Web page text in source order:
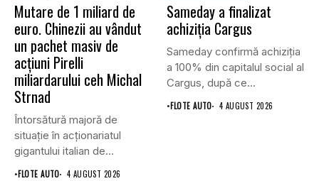
Mutare de 1 miliard de
euro. Chinezii au vândut
un pachet masiv de
acțiuni Pirelli
miliardarului ceh Michal
Strnad
Întorsătură majoră de
situație în acționariatul
gigantului italian de
anvelope Pirelli.
•FLOTE AUTO 4 AUGUST 2026
Sameday a finalizat
achiziția Cargus
Sameday confirmă achiziția
a 100% din capitalul social al
Cargus, după ce...
•FLOTE AUTO 4 AUGUST 2026